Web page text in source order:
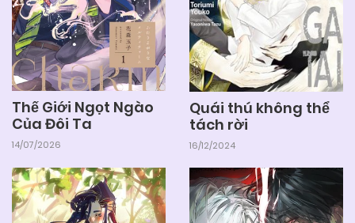
Thế Giới Ngọt Ngào
Của Đôi Ta
14/07/2026
Quái thú không thể
tách rời
16/12/2024